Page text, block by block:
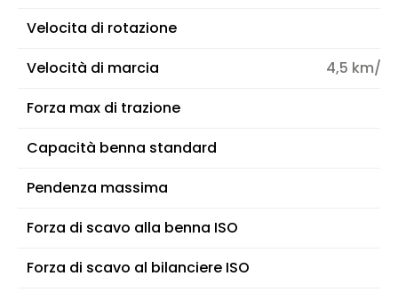
Velocita di rotazione
Velocità di marcia
4,5 km/h
Forza max di trazione
Capacità benna standard
Pendenza massima
Forza di scavo alla benna ISO
Forza di scavo al bilanciere ISO